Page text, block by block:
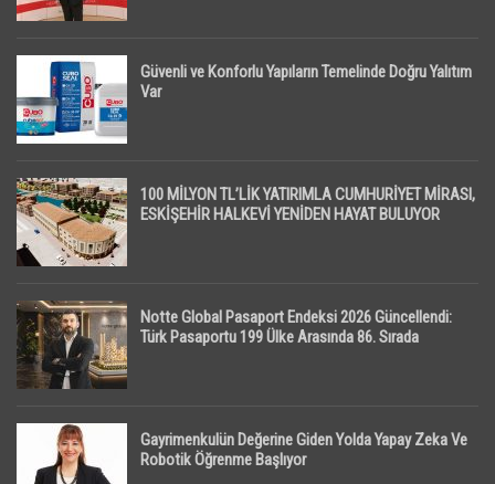
Güvenli ve Konforlu Yapıların Temelinde Doğru Yalıtım
Var
100 MİLYON TL’LİK YATIRIMLA CUMHURİYET MİRASI,
ESKİŞEHİR HALKEVİ YENİDEN HAYAT BULUYOR
Notte Global Pasaport Endeksi 2026 Güncellendi:
Türk Pasaportu 199 Ülke Arasında 86. Sırada
Gayrimenkulün Değerine Giden Yolda Yapay Zeka Ve
Robotik Öğrenme Başlıyor